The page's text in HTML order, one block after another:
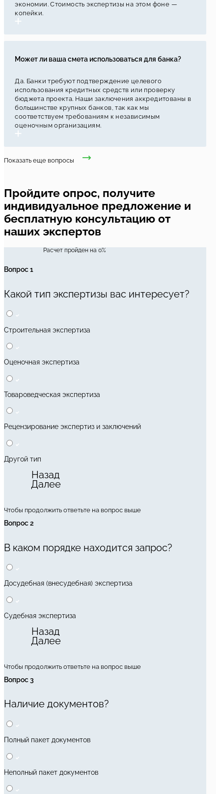
экономии. Стоимость экспертизы на этом фоне —
копейки.
Может ли ваша смета использоваться для банка?
Да. Банки требуют подтверждение целевого
использования кредитных средств или проверку
бюджета проекта. Наши заключения аккредитованы в
большинстве крупных банков, так как мы
соответствуем требованиям к независимым
оценочным организациям.
Показать еще вопросы
Пройдите опрос, получите
индивидуальное предложение и
бесплатную консультацию от
наших экспертов
Расчет пройден на0%
Вопрос 1
Какой тип экспертизы вас интересует?
Строительная экспертиза
Оценочная экспертиза
Товароведческая экспертиза
Рецензирование экспертиз и заключений
Другой тип
Назад
Далее
Чтобы продолжить ответьте на вопрос выше
Вопрос 2
В каком порядке находится запрос?
Досудебная (внесудебная) экспертиза
Судебная экспертиза
Назад
Далее
Чтобы продолжить ответьте на вопрос выше
Вопрос 3
Наличие документов?
Полный пакет документов
Неполный пакет документов